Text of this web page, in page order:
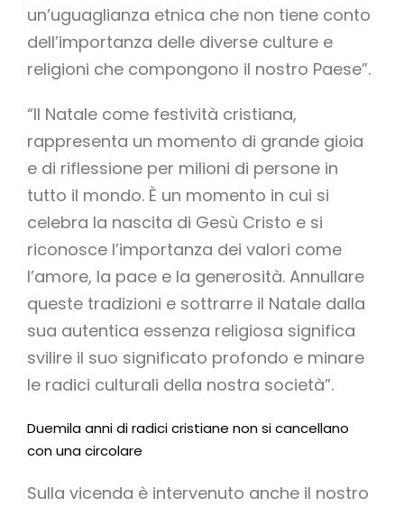
un’uguaglianza etnica che non tiene conto
dell’importanza delle diverse culture e
religioni che compongono il nostro Paese”.
“Il Natale come festività cristiana,
rappresenta un momento di grande gioia
e di riflessione per milioni di persone in
tutto il mondo. È un momento in cui si
celebra la nascita di Gesù Cristo e si
riconosce l’importanza dei valori come
l’amore, la pace e la generosità. Annullare
queste tradizioni e sottrarre il Natale dalla
sua autentica essenza religiosa significa
svilire il suo significato profondo e minare
le radici culturali della nostra società”.
Duemila anni di radici cristiane non si cancellano
con una circolare
Sulla vicenda è intervenuto anche il nostro